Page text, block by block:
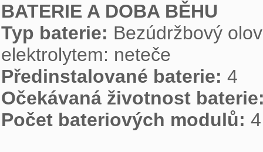
BATERIE A DOBA BĚHU
Typ baterie: Bezúdržbový
Předinstalované baterie:
Očekávaná životnost
Počet bateriových modulů: 4